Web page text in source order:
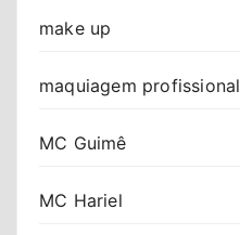
make up
maquiagem profissional
MC Guimê
MC Hariel